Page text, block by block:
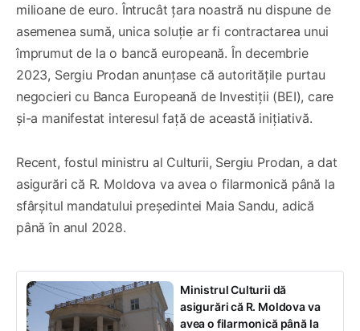
milioane de euro. Întrucât țara noastră nu dispune de
asemenea sumă, unica soluție ar fi contractarea unui
împrumut de la o bancă europeană. În decembrie
2023, Sergiu Prodan anunțase că autoritățile purtau
negocieri cu Banca Europeană de Investiții (BEI), care
și-a manifestat interesul față de această inițiativă.
Recent, fostul ministru al Culturii, Sergiu Prodan, a dat
asigurări că R. Moldova va avea o filarmonică până la
sfârșitul mandatului președintei Maia Sandu, adică
până în anul 2028.
Ministrul Culturii dă
asigurări că R. Moldova va
avea o filarmonică până la